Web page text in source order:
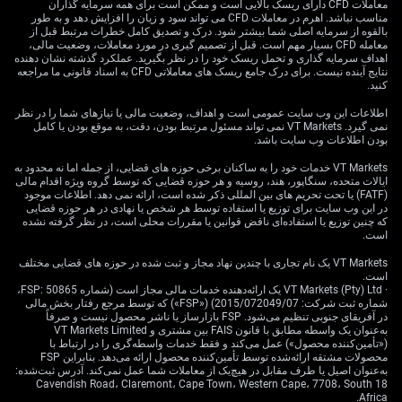
یافته که نشان‌دهنده تداوم تنش است. می‌توان از اختیار
معامله روی قراردادهای آتی نفت خام (قراردادی برای خرید/
فروش در آینده با قیمت مشخص) یا صندوق‌های قابل معامله
بورسی انرژی (ETF؛ صندوقی که مثل سهم معامله می‌شود)
برای پوشش ریسک جهش‌های ناگهانی قیمت در صورت تشدید
دوباره وضعیت استفاده کرد.
بانک مرکزی اروپا به نظر می‌رسد به افزایش نرخ بهره در
ژوئن نزدیک است، به‌خصوص با توجه به تورم هسته (core
inflation؛ تورمی که اقلام پرنوسان مثل انرژی و غذا را حذف
می‌کند) که اخیراً برای منطقه یورو ۳.۱٪ گزارش شد و پایین
نمی‌آید. سرمایه‌گذاران اکنون دست‌کم دو افزایش نرخ تا پایان
می‌تواند از یورو در برابر دلار حمایت کند. این مسئله استدلال
طریق ابزارهای مشتقه (derivatives؛ قراردادهایی که
ارزششان از دارایی پایه می‌آید) را تقویت می‌کند.
متغیر غیرقابل پیش‌بینی برای دلار آمریکا، آغاز کار کوین
وارش به‌عنوان رئیس فدرال رزرو در این جمعه است؛ سوابق
او نشان می‌دهد دیدگاه «هاوکیش» دارد (تمایل به سخت‌گیری
معاملات CFD دارای ریسک بالایی است و ممکن است برای همه سرمایه گذاران
مناسب نباشد. اهرم در معاملات CFD می تواند سود و زیان را افزایش دهد و به طور
بالقوه از سرمایه اصلی شما بیشتر شود. درک و تصدیق کامل خطرات مرتبط قبل از
معامله CFD بسیار مهم است. قبل از تصمیم گیری در مورد معاملات، وضعیت مالی،
اهداف سرمایه گذاری و تحمل ریسک خود را در نظر بگیرید. عملکرد گذشته نشان دهنده
نتایج آینده نیست. برای درک جامع ریسک های معاملاتی CFD به اسناد قانونی ما مراجعه
کنید.
اطلاعات این وب سایت عمومی است و اهداف، وضعیت مالی یا نیازهای شما را در نظر
نمی گیرد. VT Markets نمی تواند مسئول مرتبط بودن، دقت، به موقع بودن یا کامل
بودن اطلاعات وب سایت باشد.
VT Markets خدمات خود را به ساکنان برخی حوزه های قضایی، از جمله اما نه محدود به
ایالات متحده، سنگاپور، هند، روسیه و هر حوزه قضایی که توسط گروه ویژه اقدام مالی
(FATF) یا تحت تحریم های بین المللی ذکر شده است، ارائه نمی دهد. اطلاعات موجود
در این وب سایت برای توزیع یا استفاده توسط هر شخص یا نهادی در هر حوزه قضایی
که چنین توزیع یا استفاده‌ای ناقض قوانین یا مقررات محلی است، در نظر گرفته نشده
است.
VT Markets یک نام تجاری با چندین نهاد مجاز و ثبت شده در حوزه های قضایی مختلف
است.
· VT Markets (Pty) Ltd یک ارائه‌دهنده خدمات مالی مجاز است (شماره FSP: 50865،
شماره ثبت شرکت: 2015/072049/07) («FSP») که توسط مرجع رفتار بخش مالی
در آفریقای جنوبی تنظیم می‌شود. FSP بازارساز یا ناشر محصول نیست و صرفاً
به‌عنوان یک واسطه مطابق با قانون FAIS بین مشتری و VT Markets Limited
(«تأمین‌کننده محصول») عمل می‌کند و فقط خدمات واسطه‌گری را در ارتباط با
محصولات مشتقه ارائه‌شده توسط تأمین‌کننده محصول ارائه می‌دهد. بنابراین FSP
به‌عنوان اصیل یا طرف مقابل در هیچ‌یک از معاملات شما عمل نمی‌کند. آدرس ثبت‌شده:
18 Cavendish Road، Claremont، Cape Town، Western Cape، 7708، South
Africa.